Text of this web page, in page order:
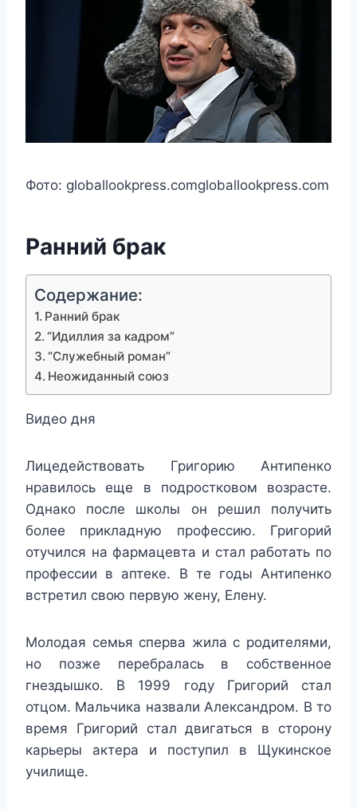
Фото: globallookpress.comgloballookpress.com
Ранний брак
Содержание:
Ранний брак
“Идиллия за кадром”
“Служебный роман”
Неожиданный союз
Видео дня
Лицедействовать Григорию Антипенко
нравилось еще в подростковом возрасте.
Однако после школы он решил получить
более прикладную профессию. Григорий
отучился на фармацевта и стал работать по
профессии в аптеке. В те годы Антипенко
встретил свою первую жену, Елену.
Молодая семья сперва жила с родителями,
но позже перебралась в собственное
гнездышко. В 1999 году Григорий стал
отцом. Мальчика назвали Александром. В то
время Григорий стал двигаться в сторону
карьеры актера и поступил в Щукинское
училище.